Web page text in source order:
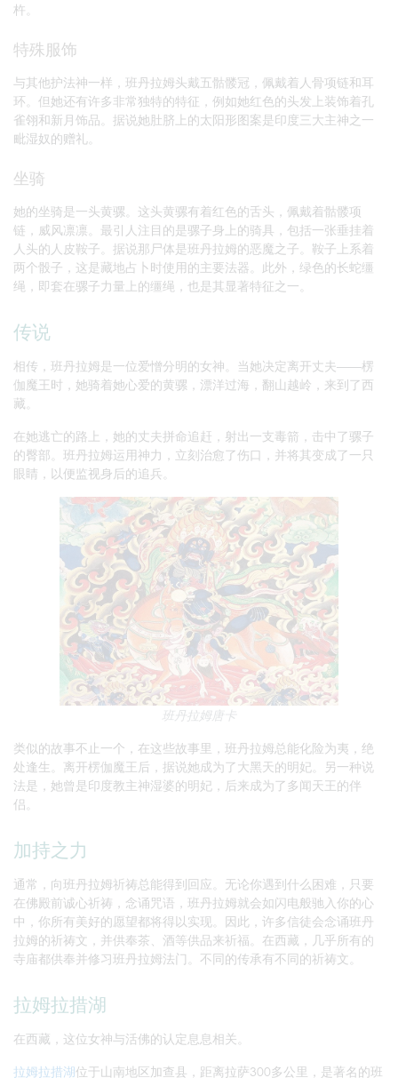
杵。
特殊服饰
与其他护法神一样，班丹拉姆头戴五骷髅冠，佩戴着人骨项链和耳
环。但她还有许多非常独特的特征，例如她红色的头发上装饰着孔
雀翎和新月饰品。据说她肚脐上的太阳形图案是印度三大主神之一
毗湿奴的赠礼。
坐骑
她的坐骑是一头黄骡。这头黄骡有着红色的舌头，佩戴着骷髅项
链，威风凛凛。最引人注目的是骡子身上的骑具，包括一张垂挂着
人头的人皮鞍子。据说那尸体是班丹拉姆的恶魔之子。鞍子上系着
两个骰子，这是藏地占卜时使用的主要法器。此外，绿色的长蛇缰
绳，即套在骡子力量上的缰绳，也是其显著特征之一。
传说
相传，班丹拉姆是一位爱憎分明的女神。当她决定离开丈夫——楞
伽魔王时，她骑着她心爱的黄骡，漂洋过海，翻山越岭，来到了西
藏。
在她逃亡的路上，她的丈夫拼命追赶，射出一支毒箭，击中了骡子
的臀部。班丹拉姆运用神力，立刻治愈了伤口，并将其变成了一只
眼睛，以便监视身后的追兵。
班丹拉姆唐卡
类似的故事不止一个，在这些故事里，班丹拉姆总能化险为夷，绝
处逢生。离开楞伽魔王后，据说她成为了大黑天的明妃。另一种说
法是，她曾是印度教主神湿婆的明妃，后来成为了多闻天王的伴
侣。
加持之力
通常，向班丹拉姆祈祷总能得到回应。无论你遇到什么困难，只要
在佛殿前诚心祈祷，念诵咒语，班丹拉姆就会如闪电般驰入你的心
中，你所有美好的愿望都将得以实现。因此，许多信徒会念诵班丹
拉姆的祈祷文，并供奉茶、酒等供品来祈福。在西藏，几乎所有的
寺庙都供奉并修习班丹拉姆法门。不同的传承有不同的祈祷文。
拉姆拉措湖
在西藏，这位女神与活佛的认定息息相关。
拉姆拉措湖位于山南地区加查县，距离拉萨300多公里，是著名的班